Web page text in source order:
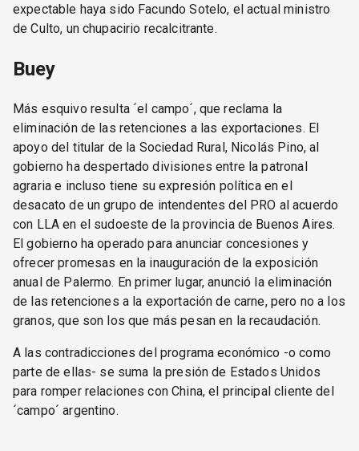
expectable haya sido Facundo Sotelo, el actual ministro
de Culto, un chupacirio recalcitrante.
Buey
Más esquivo resulta ´el campo´, que reclama la
eliminación de las retenciones a las exportaciones. El
apoyo del titular de la Sociedad Rural, Nicolás Pino, al
gobierno ha despertado divisiones entre la patronal
agraria e incluso tiene su expresión política en el
desacato de un grupo de intendentes del PRO al acuerdo
con LLA en el sudoeste de la provincia de Buenos Aires.
El gobierno ha operado para anunciar concesiones y
ofrecer promesas en la inauguración de la exposición
anual de Palermo. En primer lugar, anunció la eliminación
de las retenciones a la exportación de carne, pero no a los
granos, que son los que más pesan en la recaudación.
A las contradicciones del programa económico -o como
parte de ellas- se suma la presión de Estados Unidos
para romper relaciones con China, el principal cliente del
´campo´ argentino.